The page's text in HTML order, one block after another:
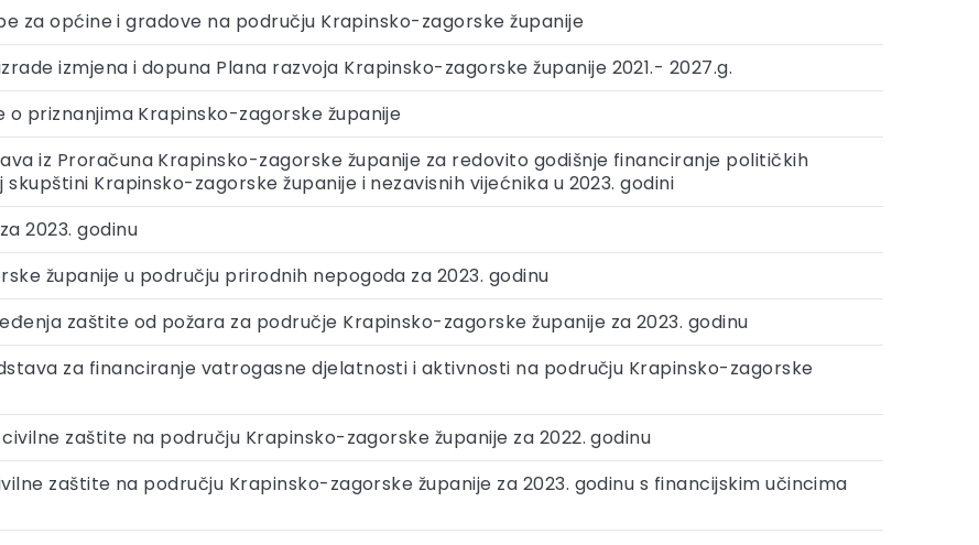
za općine i gradove na području Krapinsko-zagorske županije
izmjena i dopuna Plana razvoja Krapinsko-zagorske županije 2021.- 2027.g.
o priznanjima Krapinsko-zagorske županije
iz Proračuna Krapinsko-zagorske županije za redovito godišnje financiranje političkih
Krapinsko-zagorske županije i nezavisnih vijećnika u 2023. godini
2023. godinu
županije u području prirodnih nepogoda za 2023. godinu
zaštite od požara za područje Krapinsko-zagorske županije za 2023. godinu
za financiranje vatrogasne djelatnosti i aktivnosti na području Krapinsko-zagorske
zaštite na području Krapinsko-zagorske županije za 2022. godinu
zaštite na području Krapinsko-zagorske županije za 2023. godinu s financijskim učincima